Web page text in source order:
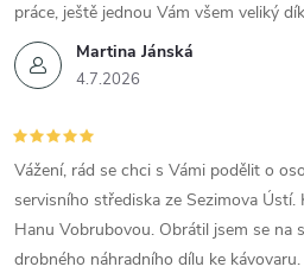
Martina Jánská
4.7.2026
práce, ještě jednou Vám všem veliký
Vážení, rád se chci s Vámi podělit o
servisního střediska ze Sezimova
Hanu Vobrubovou. Obrátil jsem se na
drobného náhradního dílu ke